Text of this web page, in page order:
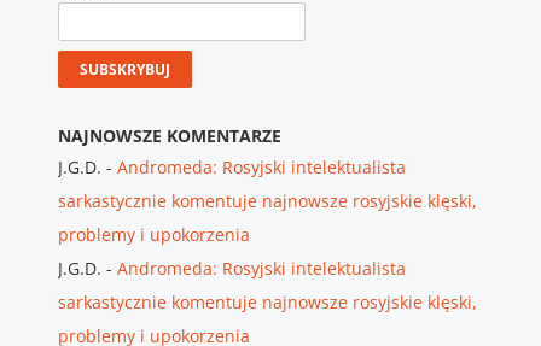
NAJNOWSZE KOMENTARZE
J.G.D. - Andromeda: Rosyjski intelektualista
sarkastycznie komentuje najnowsze rosyjskie klęski,
problemy i upokorzenia
J.G.D. - Andromeda: Rosyjski intelektualista
sarkastycznie komentuje najnowsze rosyjskie klęski,
problemy i upokorzenia